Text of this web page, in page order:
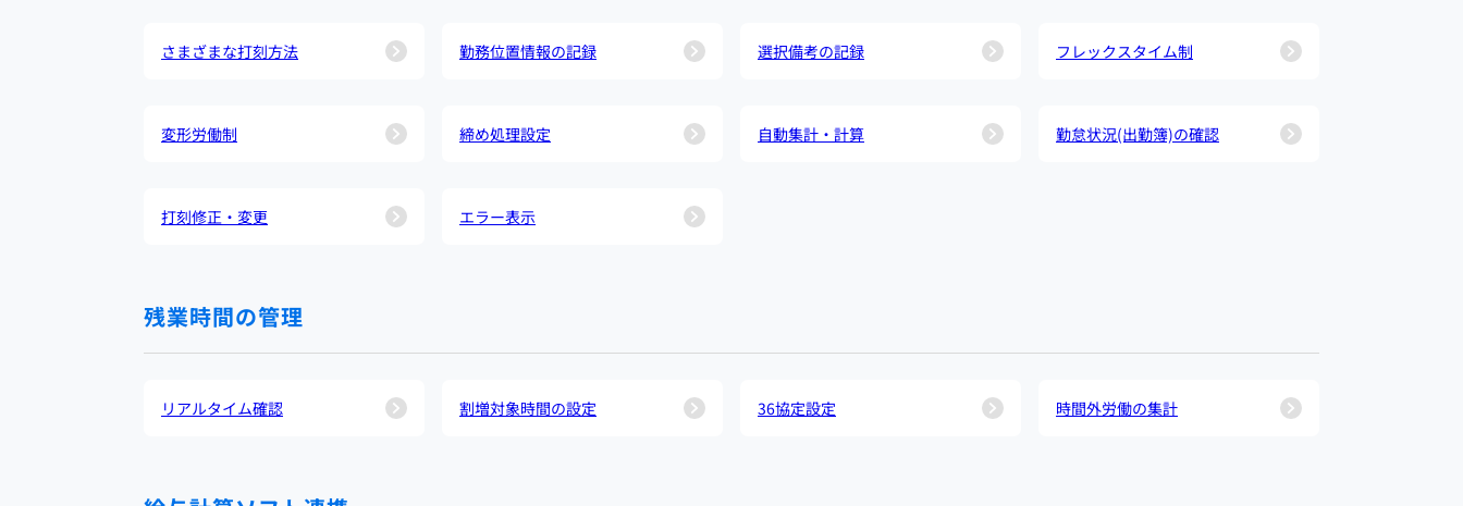
さまざまな打刻方法 勤務位置情報の記録 選択備考の記録 フレックスタイム制
変形労働制 締め処理設定 自動集計・計算 勤怠状況(出勤簿)の確認
打刻修正・変更 エラー表示
残業時間の管理
リアルタイム確認 割増対象時間の設定 36協定設定 時間外労働の集計